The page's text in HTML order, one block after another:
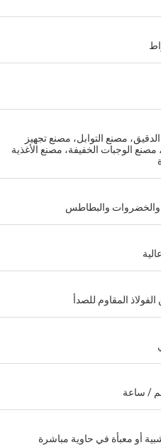
مصنع التوابل، مصنع تجهيز
مصنع الوجبات الخفيفة، مصنع الأغذية
والخضروات والبطاطس
أو معبأة في حاوية مباشرة